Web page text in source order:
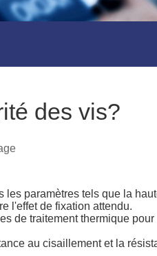
des vis?
paramètres tels que la
l'effet de fixation attendu.
de traitement thermique
au cisaillement et la